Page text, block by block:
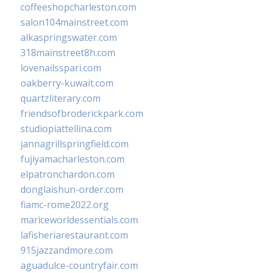
coffeeshopcharleston.com
salon104mainstreet.com
alkaspringswater.com
318mainstreet8h.com
lovenailsspari.com
oakberry-kuwait.com
quartzliterary.com
friendsofbroderickpark.com
studiopiattellina.com
jannagrillspringfield.com
fujiyamacharleston.com
elpatronchardon.com
donglaishun-order.com
fiamc-rome2022.org
mariceworldessentials.com
lafisheriarestaurant.com
915jazzandmore.com
aguadulce-countryfair.com